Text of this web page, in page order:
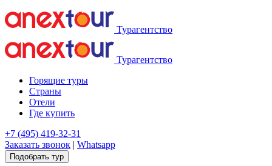
Турагентство
Турагентство
Горящие туры
Страны
Отели
Где купить
+7 (495) 419-32-31
Заказать звонок | Whatsapp
Подобрать тур